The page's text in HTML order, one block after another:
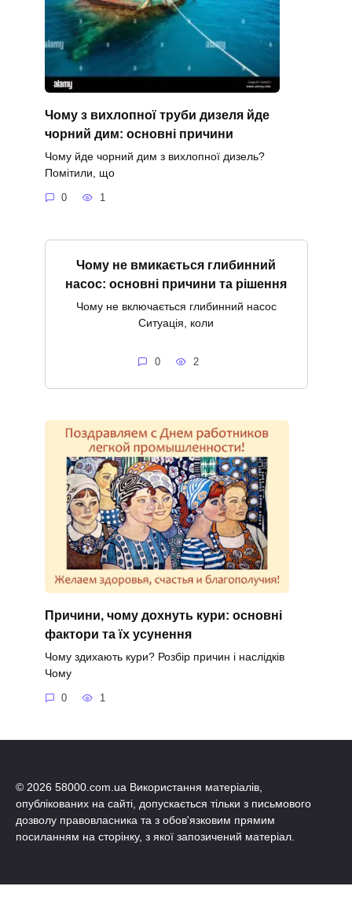
Чому з вихлопної труби дизеля йде
чорний дим: основні причини
Чому йде чорний дим з вихлопної дизель?
Помітили, що
0 1
Чому не вмикається глибинний
насос: основні причини та рішення
Чому не включається глибинний насос
Ситуація, коли
0 2
Причини, чому дохнуть кури: основні
фактори та їх усунення
Чому здихають кури? Розбір причин і наслідків
Чому
0 1
© 2026 58000.com.ua Використання матеріалів,
опублікованих на сайті, допускається тільки з письмового
дозволу правовласника та з обов'язковим прямим
посиланням на сторінку, з якої запозичений матеріал.